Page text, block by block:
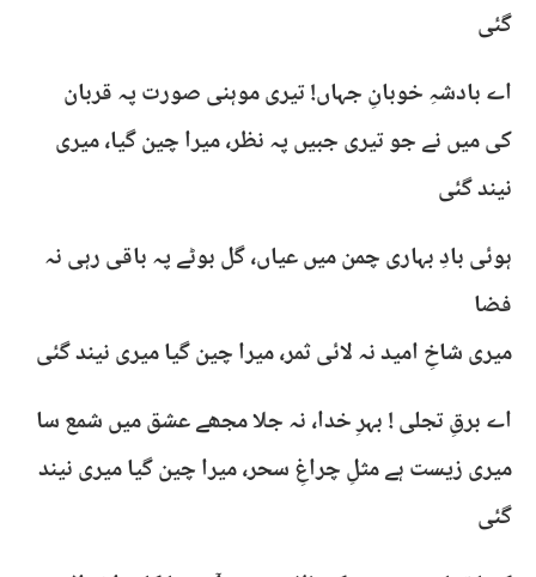
گئی
اے بادشہِ خوبانِ جہاں! تیری موہنی صورت پہ قربان
کی میں نے جو تیری جبیں پہ نظر، میرا چین گیا، میری
نیند گئی
ہوئی بادِ بہاری چمن میں عیاں، گل بوٹے پہ باقی رہی نہ
فضا
میری شاخِ امید نہ لائی ثمر، میرا چین گیا میری نیند گئی
اے برقِ تجلی ! بہرِ خدا، نہ جلا مجھے عشق میں شمع سا
میری زیست ہے مثلِ چراغِ سحر، میرا چین گیا میری نیند
گئی